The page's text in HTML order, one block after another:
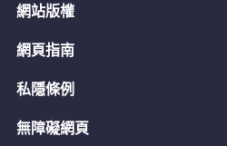
網站版權
網頁指南
私隱條例
無障礙網頁